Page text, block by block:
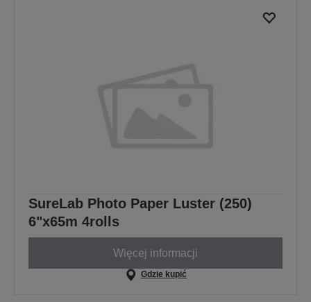
SureLab Photo Paper Luster (250)
6"x65m 4rolls
Więcej informacji
Gdzie kupić